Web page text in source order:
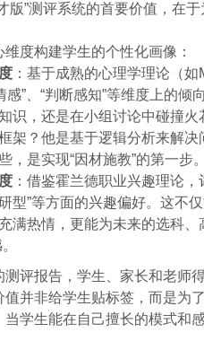
版”测评系统的首要价值，在
度构建学生的个性化画像：
：基于成熟的心理学理论（
感”、“判断感知”等维度上的
识，还是在小组讨论中碰撞
架？他是基于逻辑分析来解
，是实现“因材施教”的第一步。
：借鉴霍兰德职业兴趣理论
型”等方面的兴趣偏好。这不
满热情，更能为未来的选科
评报告，学生、家长和老师
并非给学生贴标签，而是为
学生能在自己擅长的模式和